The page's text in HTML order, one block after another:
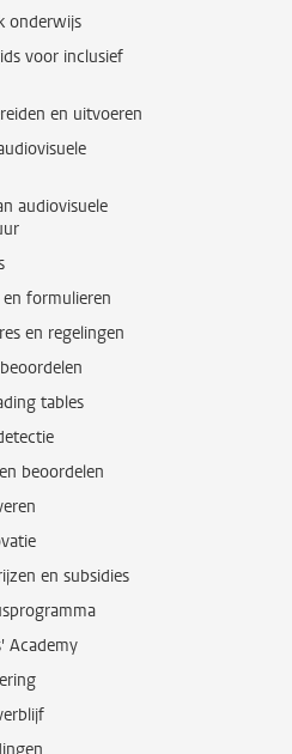
onderwijs
voor inclusief
en uitvoeren
audiovisuele
en formulieren
en regelingen
tables
beoordelen
en subsidies
Academy